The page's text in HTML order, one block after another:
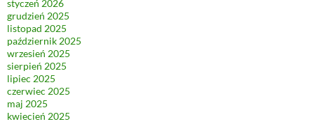
styczeń 2026
grudzień 2025
listopad 2025
październik 2025
wrzesień 2025
sierpień 2025
lipiec 2025
czerwiec 2025
maj 2025
kwiecień 2025